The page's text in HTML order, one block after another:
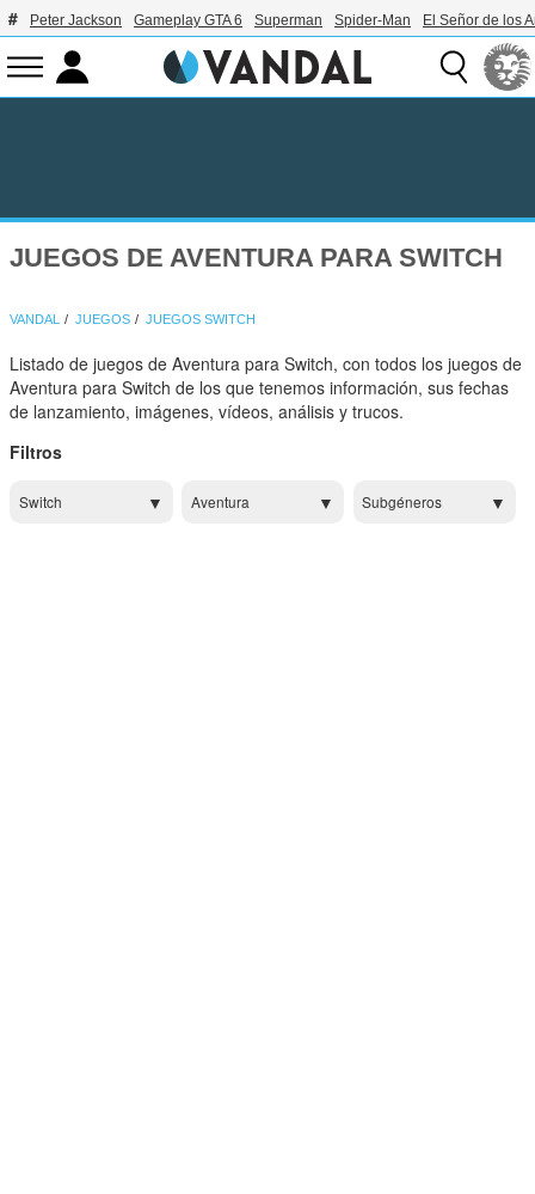
Peter Jackson Gameplay GTA 6 Superman Spider-Man El Señor de los
JUEGOS DE AVENTURA PARA SWITCH
VANDAL JUEGOS JUEGOS SWITCH
Listado de juegos de Aventura para Switch, con todos los juegos de
Aventura para Switch de los que tenemos información, sus fechas
de lanzamiento, imágenes, vídeos, análisis y trucos.
Filtros
Switch Aventura Subgéneros